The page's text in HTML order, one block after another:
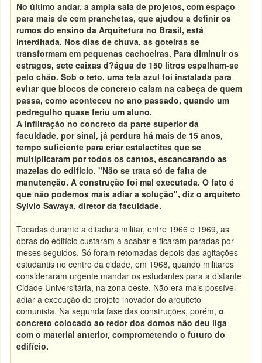
No último andar, a ampla sala de projetos, com espaço
para mais de cem pranchetas, que ajudou a definir os
rumos do ensino da Arquitetura no Brasil, está
interditada. Nos dias de chuva, as goteiras se
transformam em pequenas cachoeiras. Para diminuir os
estragos, sete caixas d?água de 150 litros espalham-se
pelo chão. Sob o teto, uma tela azul foi instalada para
evitar que blocos de concreto caiam na cabeça de quem
passa, como aconteceu no ano passado, quando um
pedregulho quase feriu um aluno.
A infiltração no concreto da parte superior da
faculdade, por sinal, já perdura há mais de 15 anos,
tempo suficiente para criar estalactites que se
multiplicaram por todos os cantos, escancarando as
mazelas do edifício. "Não se trata só de falta de
manutenção. A construção foi mal executada. O fato é
que não podemos mais adiar a solução", diz o arquiteto
Sylvio Sawaya, diretor da faculdade.
Tocadas durante a ditadura militar, entre 1966 e 1969, as
obras do edifício custaram a acabar e ficaram paradas por
meses seguidos. Só foram retomadas depois das agitações
estudantis no centro da cidade, em 1968, quando militares
consideraram urgente mandar os estudantes para a distante
Cidade Universitária, na zona oeste. Não era mais possível
adiar a execução do projeto inovador do arquiteto
comunista. Na segunda fase das construções, porém,o
concreto colocado ao redor dos domos não deu liga
com o material anterior, comprometendo o futuro do
edifício.